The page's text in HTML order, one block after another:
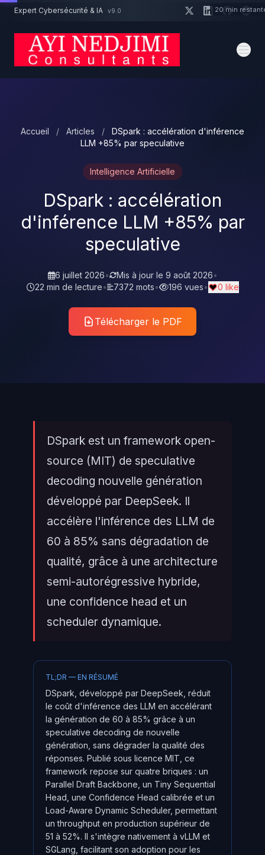
Aller au contenu principal
Expert Cybersécurité & IA v9.0
Accueil / Articles /
DSpark : accélération d'inférence
LLM +85% par speculative
Intelligence Artificielle
DSpark : accélération
d'inférence LLM +85% par
speculative
6 juillet 2026• Mis à jour le 9 août 2026•
22 min de lecture• 7372 mots• 196 vues• 0 like
Télécharger le PDF
DSpark est un framework open-
source (MIT) de speculative
decoding nouvelle génération
développé par DeepSeek. Il
accélère l'inférence des LLM de
60 à 85% sans dégradation de
qualité, grâce à une architecture
semi-autorégressive hybride,
une confidence head et un
scheduler dynamique.
TL;DR — EN RÉSUMÉ
DSpark, développé par DeepSeek, réduit
le coût d'inférence des LLM en accélérant
la génération de 60 à 85% grâce à un
speculative decoding de nouvelle
génération, sans dégrader la qualité des
réponses. Publié sous licence MIT, ce
framework repose sur quatre briques : un
Parallel Draft Backbone, un Tiny Sequential
Head, une Confidence Head calibrée et un
Load-Aware Dynamic Scheduler, permettant
un throughput en production supérieur de
51 à 52%. Il s'intègre nativement à vLLM et
SGLang, facilitant son adoption pour les
Un projet cybersécurité ? 20 min